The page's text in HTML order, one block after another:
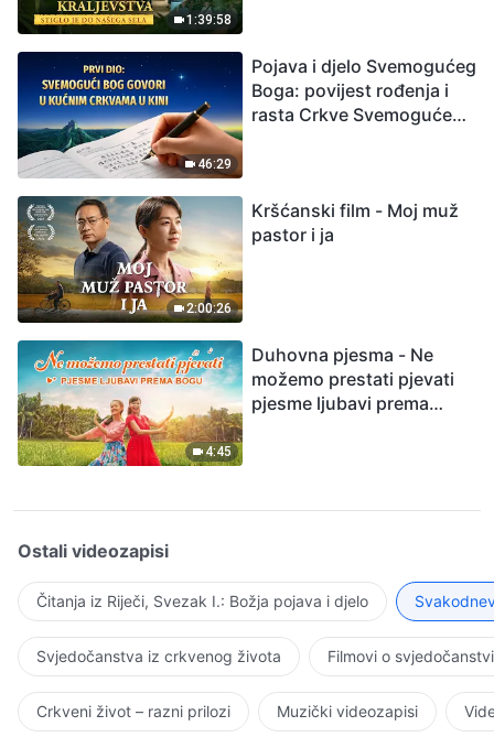
1:39:58
46:29
Pojava i djelo Svemogućeg
Boga: povijest rođenja i
rasta Crkve Svemogućeg
2:00:26
Kršćanski film - Moj muž
pastor i ja
4:45
Duhovna pjesma - Ne
možemo prestati pjevati
pjesme ljubavi prema
Ostali videozapisi
Čitanja iz Riječi, Svezak I.: Božja pojava i djelo
Svjedočanstva iz crkvenog života Filmovi o
Crkveni život – razni prilozi Muzički videozapisi